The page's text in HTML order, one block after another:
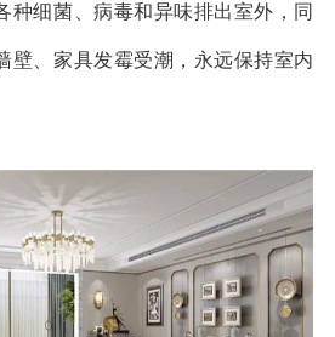
种细菌、病毒和异味排出室外，同
壁、家具发霉受潮，永远保持室内